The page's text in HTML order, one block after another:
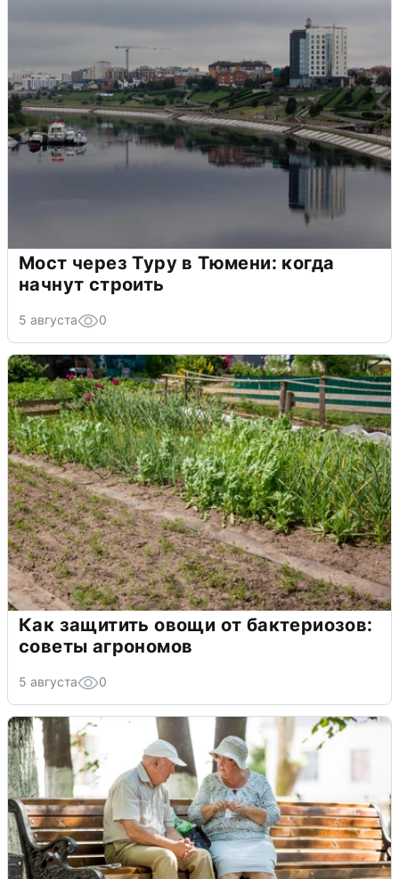
Мост через Туру в Тюмени: когда
начнут строить
5 августа 0
Как защитить овощи от бактериозов:
советы агрономов
5 августа 0